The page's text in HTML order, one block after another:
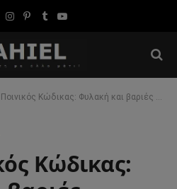
Instagram
Pinterest
TumblrYouTube
Κώδικας: Φυλακή και βαριές καμπάνες για όσους χρωστούν στο Δημόσιο πάνω από 100.000 ευρώ
Κώδικας: